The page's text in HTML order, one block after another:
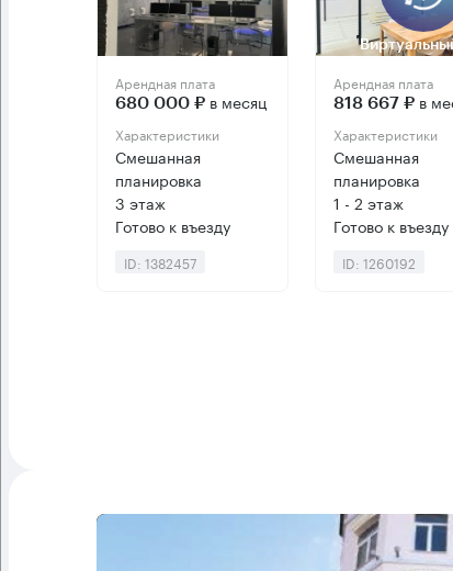
Арендная плата
680 000 ₽ в месяц
Характеристики
Смешанная
планировка
3 этаж
Готово к въезду
ID: 1382457
Арендная плата
818 667 ₽в
Характеристики
Смешанная
планировка
1 - 2 этаж
Готово к въезду
ID: 1260192